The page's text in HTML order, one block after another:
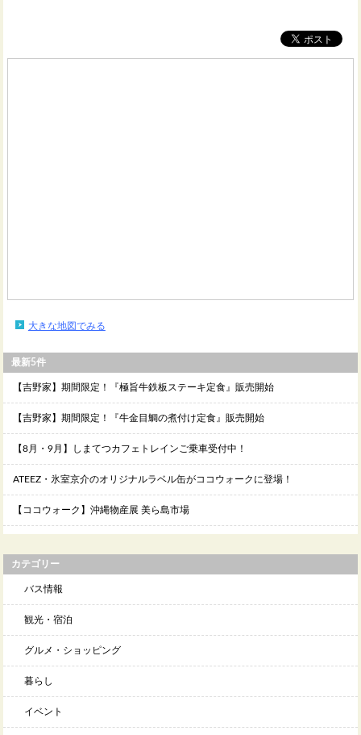
大きな地図でみる
最新5件
【吉野家】期間限定！『極旨牛鉄板ステーキ定食』販売開始
【吉野家】期間限定！『牛金目鯛の煮付け定食』販売開始
【8月・9月】しまてつカフェトレインご乗車受付中！
ATEEZ・氷室京介のオリジナルラベル缶がココウォークに登場！
【ココウォーク】沖縄物産展 美ら島市場
カテゴリー
バス情報
観光・宿泊
グルメ・ショッピング
暮らし
イベント